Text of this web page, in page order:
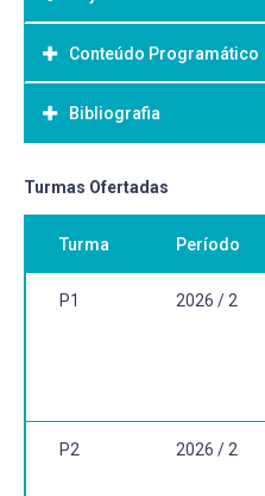
Objetivo Geral:
Desenvolver habilidades
Conteúdo Programático
Atividades eminentemente
atuação profissional em
Bibliografia
Bibliografia Básica:
Específica para cada tipo de
Bibliografia
Específica para cada tipo de
Turmas Ofertadas
Turma Período
P1 2026 / 2
P2 2026 / 2